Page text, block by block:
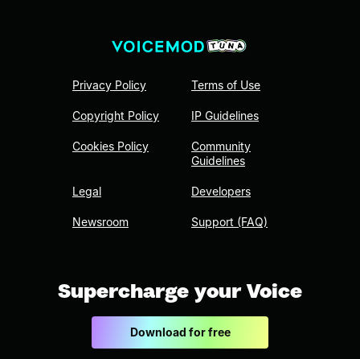
Privacy Policy
Copyright Policy
Cookies Policy
Legal
Newsroom
Terms of Use
IP Guidelines
Community
Guidelines
Developers
Support (FAQ)
Supercharge your Voice
Download for free